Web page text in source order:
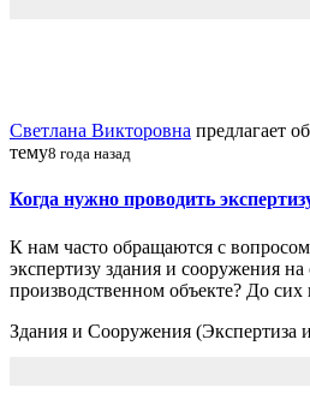
Светлана Викторовна предлагает
тему8 года назад
Когда нужно проводить
К нам часто обращаются с
экспертизу здания и сооружения
производственном объекте? До
Здания и Сооружения (Экспертиза